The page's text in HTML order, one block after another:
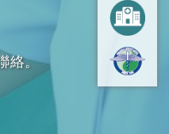
絡。